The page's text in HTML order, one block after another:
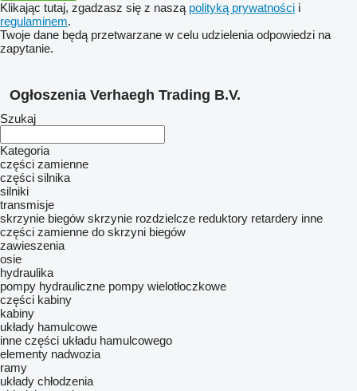
Klikając tutaj, zgadzasz się z naszą polityką prywatności i
regulaminem.
Twoje dane będą przetwarzane w celu udzielenia odpowiedzi na
zapytanie.
Ogłoszenia Verhaegh Trading B.V.
Szukaj
Kategoria
części zamienne
części silnika
silniki
transmisje
skrzynie biegów skrzynie rozdzielcze reduktory retardery inne
części zamienne do skrzyni biegów
zawieszenia
osie
hydraulika
pompy hydrauliczne pompy wielotłoczkowe
części kabiny
kabiny
układy hamulcowe
inne części układu hamulcowego
elementy nadwozia
ramy
układy chłodzenia